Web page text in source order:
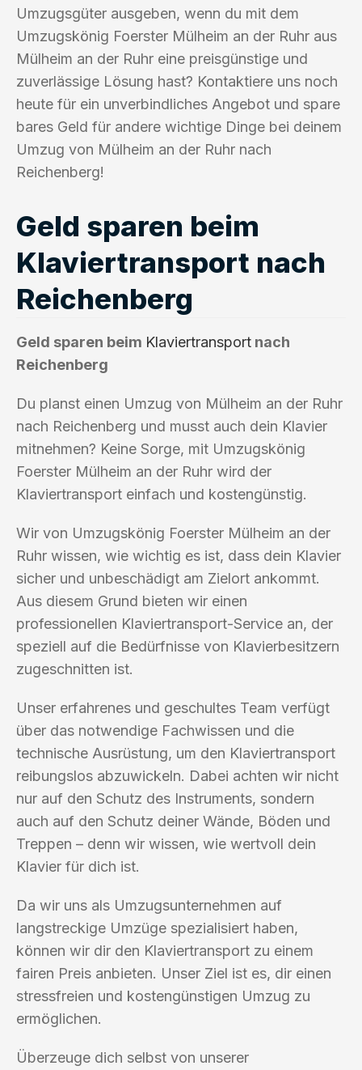
Umzugsgüter ausgeben, wenn du mit dem
Umzugskönig Foerster Mülheim an der Ruhr aus
Mülheim an der Ruhr eine preisgünstige und
zuverlässige Lösung hast? Kontaktiere uns noch
heute für ein unverbindliches Angebot und spare
bares Geld für andere wichtige Dinge bei deinem
Umzug von Mülheim an der Ruhr nach
Reichenberg!
Geld sparen beim
Klaviertransport nach
Reichenberg
Geld sparen beim Klaviertransport nach
Reichenberg
Du planst einen Umzug von Mülheim an der Ruhr
nach Reichenberg und musst auch dein Klavier
mitnehmen? Keine Sorge, mit Umzugskönig
Foerster Mülheim an der Ruhr wird der
Klaviertransport einfach und kostengünstig.
Wir von Umzugskönig Foerster Mülheim an der
Ruhr wissen, wie wichtig es ist, dass dein Klavier
sicher und unbeschädigt am Zielort ankommt.
Aus diesem Grund bieten wir einen
professionellen Klaviertransport-Service an, der
speziell auf die Bedürfnisse von Klavierbesitzern
zugeschnitten ist.
Unser erfahrenes und geschultes Team verfügt
über das notwendige Fachwissen und die
technische Ausrüstung, um den Klaviertransport
reibungslos abzuwickeln. Dabei achten wir nicht
nur auf den Schutz des Instruments, sondern
auch auf den Schutz deiner Wände, Böden und
Treppen – denn wir wissen, wie wertvoll dein
Klavier für dich ist.
Da wir uns als Umzugsunternehmen auf
langstreckige Umzüge spezialisiert haben,
können wir dir den Klaviertransport zu einem
fairen Preis anbieten. Unser Ziel ist es, dir einen
stressfreien und kostengünstigen Umzug zu
ermöglichen.
Überzeuge dich selbst von unserer